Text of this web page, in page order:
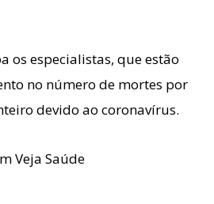
os especialistas, que estão
no número de mortes por
devido ao coronavírus.
Veja Saúde